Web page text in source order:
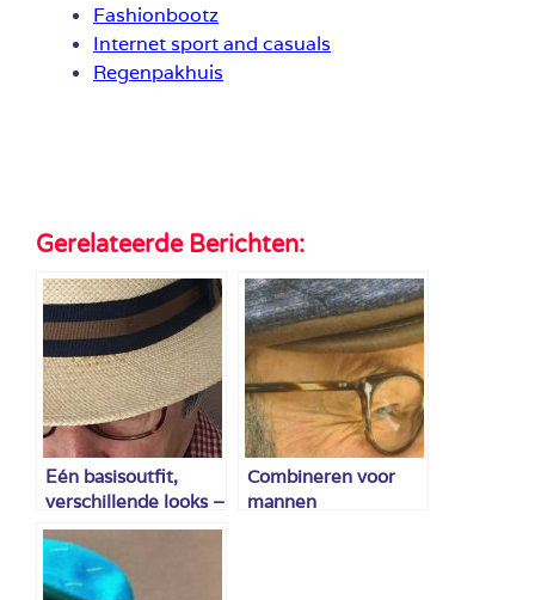
Fashionbootz
Internet sport and casuals
Regenpakhuis
Gerelateerde Berichten:
Eén basisoutfit,
verschillende looks –
voor mannen
Combineren voor
mannen